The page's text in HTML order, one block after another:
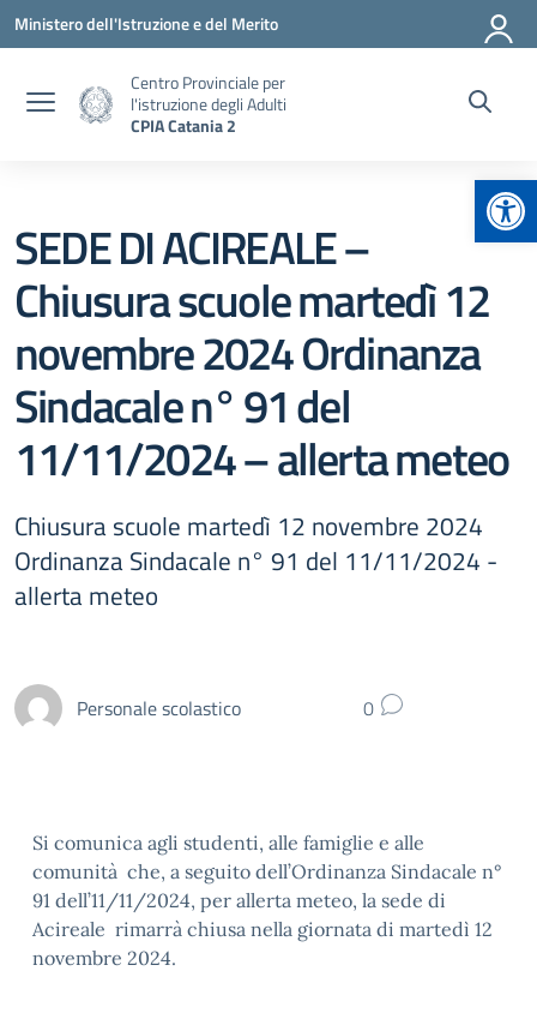
Vai ai contenuti
Vai al menu di navigazione
Vai al footer
Ministero dell'Istruzione e del Merito
Centro Provinciale per
l'istruzione degli Adulti
CPIA Catania 2
SEDE DI ACIREALE –
Chiusura scuole martedì 12
novembre 2024 Ordinanza
Sindacale n° 91 del
11/11/2024 – allerta meteo
Chiusura scuole martedì 12 novembre 2024
Ordinanza Sindacale n° 91 del 11/11/2024 -
allerta meteo
Personale scolastico 0
Si comunica agli studenti, alle famiglie e alle
comunità che, a seguito dell’Ordinanza Sindacale n°
91 dell’11/11/2024, per allerta meteo, la sede di
Acireale rimarrà chiusa nella giornata di martedì 12
novembre 2024.